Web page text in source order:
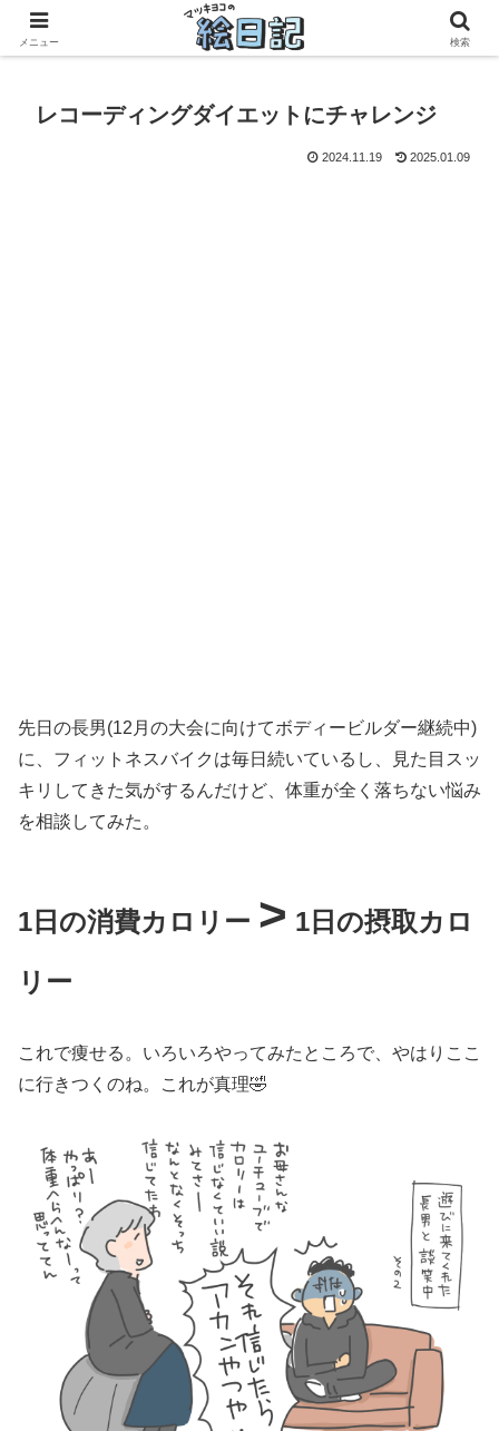
滋賀に移住した50代元主婦、フリーランス×パートの毎日
レコーディングダイエットにチャレンジ
2024.11.19 2025.01.09
先日の長男(12月の大会に向けてボディービルダー継続中)
に、フィットネスバイクは毎日続いているし、見た目スッ
キリしてきた気がするんだけど、体重が全く落ちない悩み
を相談してみた。
1日の消費カロリー > 1日の摂取カロ
リー
これで痩せる。いろいろやってみたところで、やはりここ
に行きつくのね。これが真理🤣
メニュー 検索